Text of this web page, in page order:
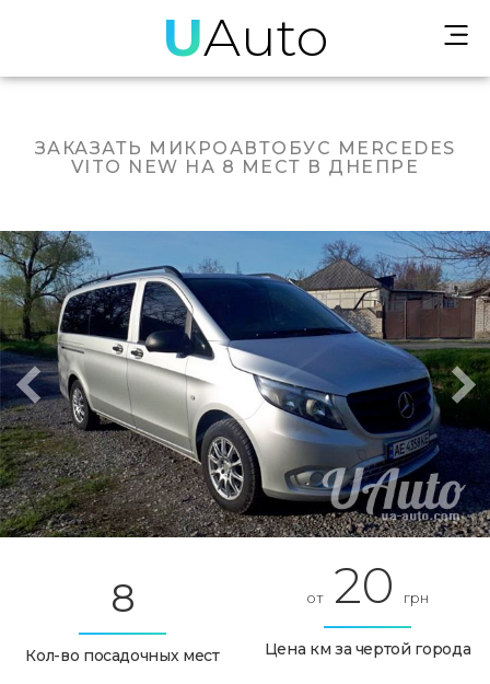
UAuto
ЗАКАЗАТЬ МИКРОАВТОБУС MERCEDES
VITO NEW НА 8 МЕСТ В ДНЕПРЕ
8
Кол-во посадочных мест
от 20 грн
Цена км за чертой города